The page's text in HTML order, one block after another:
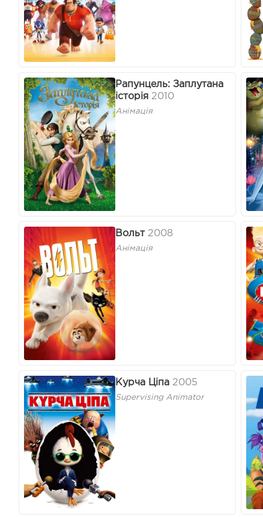
Рапунцель: Заплутана
історія 2010
Анімація
Вольт 2008
Анімація
Курча Ціпа 2005
Supervising Animator